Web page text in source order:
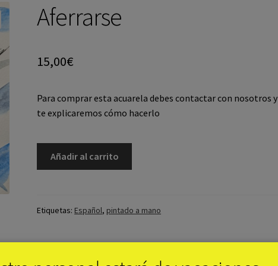
Aferrarse
15,00€
Para comprar esta acuarela debes contactar con nosotros y
te explicaremos cómo hacerlo
Añadir al carrito
Etiquetas: Español, pintado a mano